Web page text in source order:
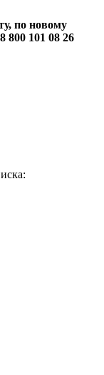
по новому
800 101 08 26